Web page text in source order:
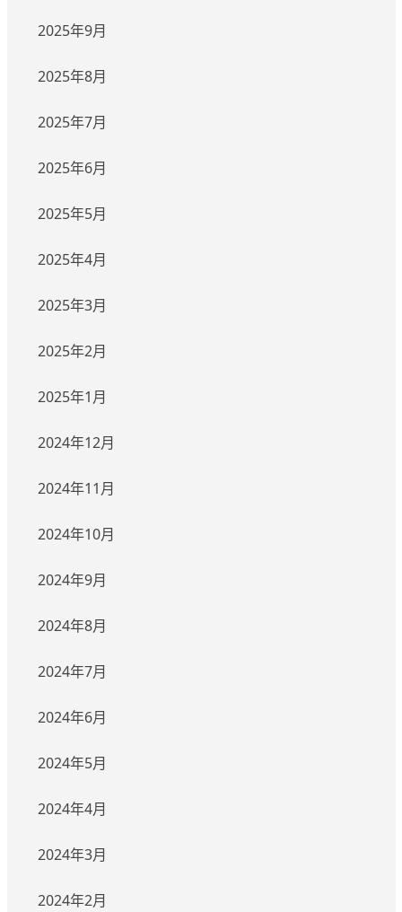
2025年9月
2025年8月
2025年7月
2025年6月
2025年5月
2025年4月
2025年3月
2025年2月
2025年1月
2024年12月
2024年11月
2024年10月
2024年9月
2024年8月
2024年7月
2024年6月
2024年5月
2024年4月
2024年3月
2024年2月